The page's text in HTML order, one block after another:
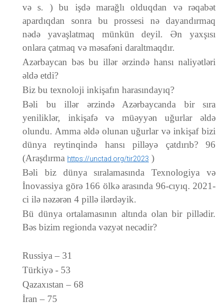
və s. ) bu işdə marağlı olduqdan və rəqabət
apardıqdan sonra bu prossesi nə dayandırmaq
nədə yavaşlatmaq münkün deyil. Ən yaxşısı
onlara çatmaq və məsafəni daraltmaqdır.
Azərbaycan bəs bu illər ərzində hansı naliyətləri
əldə etdi?
Biz bu texnoloji inkişafın harasındayıq?
Bəli bu illər ərzində Azərbaycanda bir sıra
yeniliklər, inkişafə və müəyyən uğurlar əldə
olundu. Amma əldə olunan uğurlar və inkişaf bizi
dünya reytinqində hansı pilləyə çatdırıb? 96
(Araşdırma https://unctad.org/tir2023 )
Bəli biz dünya sıralamasında Texnologiya və
İnovassiya görə 166 ölkə arasında 96-cıyıq. 2021-
ci ilə nəzərən 4 pillə ilərdəyik.
Bü dünya ortalamasının altında olan bir pillədir.
Bəs bizim regionda vəzyət necədir?
Russiya – 31
Türkiyə - 53
Qazaxıstan – 68
İran – 75